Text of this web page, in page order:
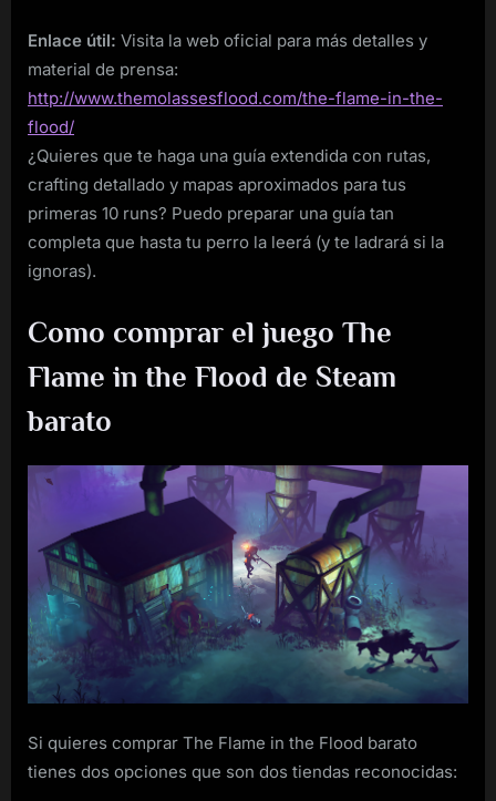
Enlace útil: Visita la web oficial para más detalles y
material de prensa:
http://www.themolassesflood.com/the-flame-in-the-
flood/
¿Quieres que te haga una guía extendida con rutas,
crafting detallado y mapas aproximados para tus
primeras 10 runs? Puedo preparar una guía tan
completa que hasta tu perro la leerá (y te ladrará si la
ignoras).
Como comprar el juego The
Flame in the Flood de Steam
barato
Si quieres comprar The Flame in the Flood barato
tienes dos opciones que son dos tiendas reconocidas: